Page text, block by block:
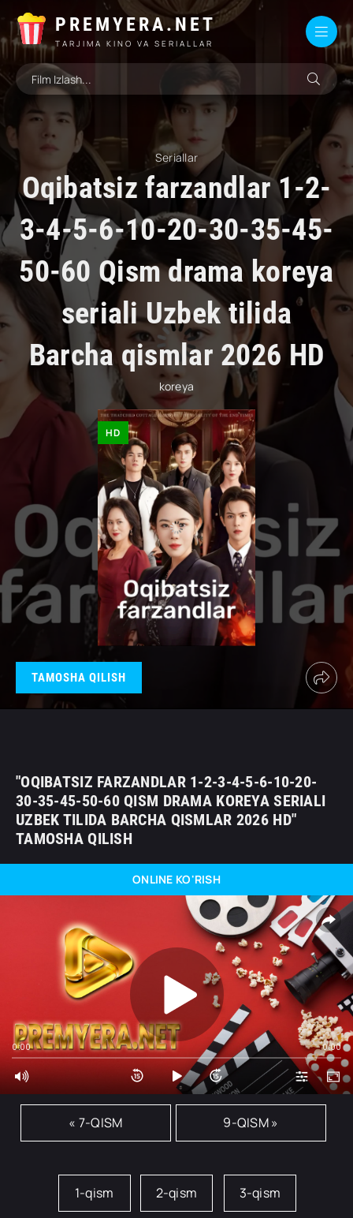
PREMYERA.NET
TARJIMA KINO VA SERIALLAR
Seriallar
Oqibatsiz farzandlar 1-2-
3-4-5-6-10-20-30-35-45-
50-60 Qism drama koreya
seriali Uzbek tilida
Barcha qismlar 2026 HD
koreya
HD
TAMOSHA QILISH
"OQIBATSIZ FARZANDLAR 1-2-3-4-5-6-10-20-
30-35-45-50-60 QISM DRAMA KOREYA SERIALI
UZBEK TILIDA BARCHA QISMLAR 2026 HD"
TAMOSHA QILISH
ONLINE KO'RISH
0:00 0:00
« 7-QISM 9-QISM »
1-qism 2-qism 3-qism